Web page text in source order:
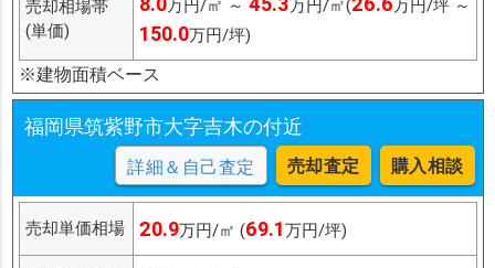
売却相場帯
(単価)
万円/㎡ ～ 万円/㎡( 万円/坪 ～
150.0万円/坪)
※建物面積ベース
福岡県筑紫野市大字吉木の付近
詳細＆自己査定 売却査定 購入相談
売却単価相場 20.9万円/㎡ (69.1万円/坪)